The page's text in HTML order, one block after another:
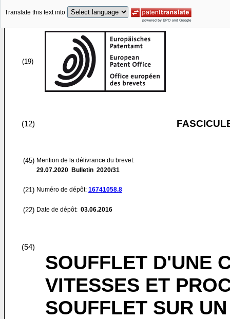
Translate this text into
(19)
(12)
(45) Mention de la délivrance du brevet:
29.07.2020 Bulletin 2020/31
(21) Numéro de dépôt: 16741058.8
(22) Date de dépôt: 03.06.2016
(54)
SOUFFLET D'UNE
VITESSES ET
SOUFFLET SUR